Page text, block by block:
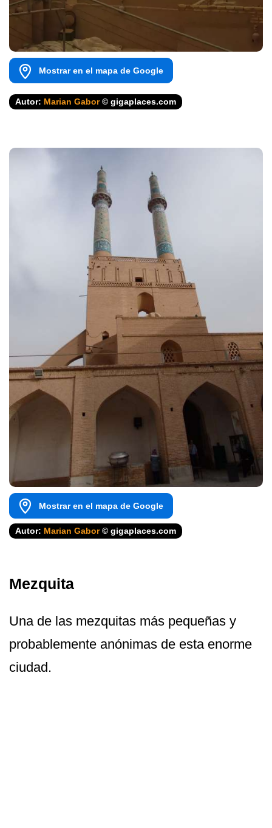
Mostrar en el mapa de Google
Autor: Marian Gabor© gigaplaces.com
Mostrar en el mapa de Google
Autor: Marian Gabor© gigaplaces.com
Mezquita
Una de las mezquitas más pequeñas y
probablemente anónimas de esta enorme
ciudad.